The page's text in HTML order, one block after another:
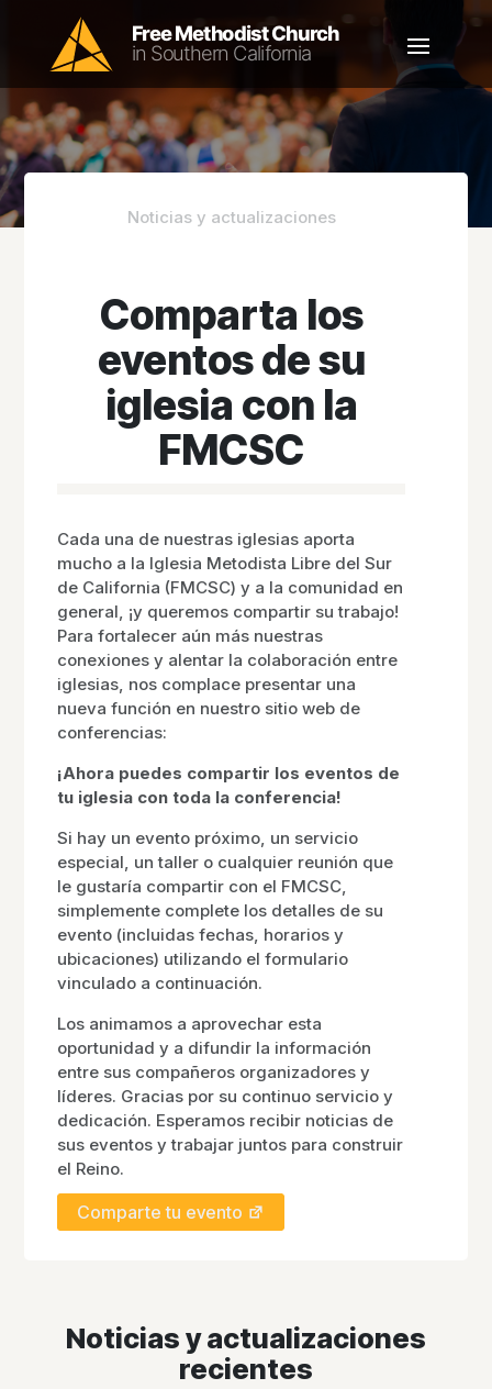
Noticias y actualizaciones
Comparta los
eventos de su
iglesia con la
FMCSC
Cada una de nuestras iglesias aporta
mucho a la Iglesia Metodista Libre del Sur
de California (FMCSC) y a la comunidad en
general, ¡y queremos compartir su trabajo!
Para fortalecer aún más nuestras
conexiones y alentar la colaboración entre
iglesias, nos complace presentar una
nueva función en nuestro sitio web de
conferencias:
¡Ahora puedes compartir los eventos de
tu iglesia con toda la conferencia!
Si hay un evento próximo, un servicio
especial, un taller o cualquier reunión que
le gustaría compartir con el FMCSC,
simplemente complete los detalles de su
evento (incluidas fechas, horarios y
ubicaciones) utilizando el formulario
vinculado a continuación.
Los animamos a aprovechar esta
oportunidad y a difundir la información
entre sus compañeros organizadores y
líderes. Gracias por su continuo servicio y
dedicación. Esperamos recibir noticias de
sus eventos y trabajar juntos para construir
el Reino.
Comparte tu evento
Noticias y actualizaciones
recientes